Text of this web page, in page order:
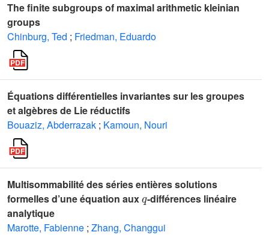
The finite subgroups of maximal arithmetic kleinian
groups
Chinburg, Ted ; Friedman, Eduardo
Équations différentielles invariantes sur les groupes
et algèbres de Lie réductifs
Bouaziz, Abderrazak ; Kamoun, Nouri
Multisommabilité des séries entières solutions
formelles d’une équation aux
q
-différences linéaire
analytique
Marotte, Fabienne ; Zhang, Changgui